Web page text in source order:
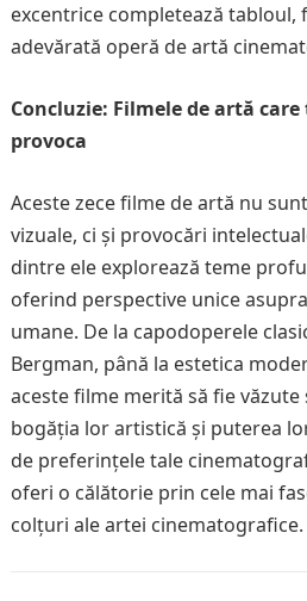
excentrice completează tabloul,
adevărată operă de artă
Concluzie: Filmele de artă
provoca
Aceste zece filme de artă nu
vizuale, ci și provocări
dintre ele explorează teme
oferind perspective unice
umane. De la capodoperele
Bergman, până la estetica
aceste filme merită să fie
bogăția lor artistică și puterea
de preferințele tale
oferi o călătorie prin cele mai
colțuri ale artei cinematografice.